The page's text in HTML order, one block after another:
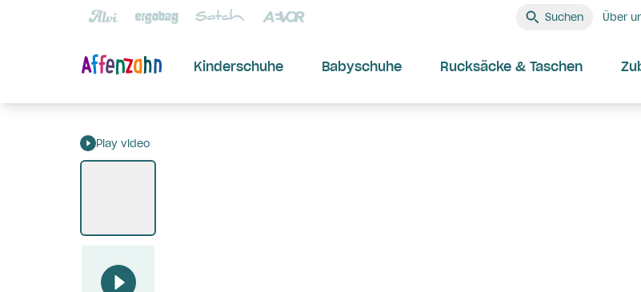
Suchen Über
Kinderschuhe Babyschuhe Rucksäcke & Taschen
Play video